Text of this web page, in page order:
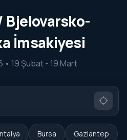
Bjelovarsko-
İmsakiyesi
• 19 Şubat - 19 Mart
Bursa Gaziantep